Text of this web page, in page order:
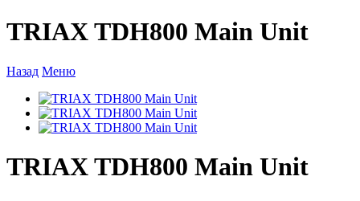
TRIAX TDH800 Main Unit
Назад Меню
TRIAX TDH800 Main Unit